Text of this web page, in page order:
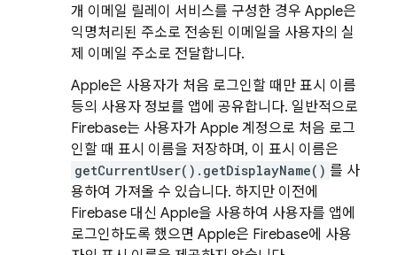
개 이메일 릴레이 서비스를 구성한 경우 Apple은
익명처리된 주소로 전송된 이메일을 사용자의 실
제 이메일 주소로 전달합니다.
Apple은 사용자가 처음 로그인할 때만 표시 이름
등의 사용자 정보를 앱에 공유합니다. 일반적으로
Firebase는 사용자가 Apple 계정으로 처음 로그
인할 때 표시 이름을 저장하며, 이 표시 이름은
getCurrentUser().getDisplayName() 를 사
용하여 가져올 수 있습니다. 하지만 이전에
Firebase 대신 Apple을 사용하여 사용자를 앱에
로그인하도록 했으면 Apple은 Firebase에 사용